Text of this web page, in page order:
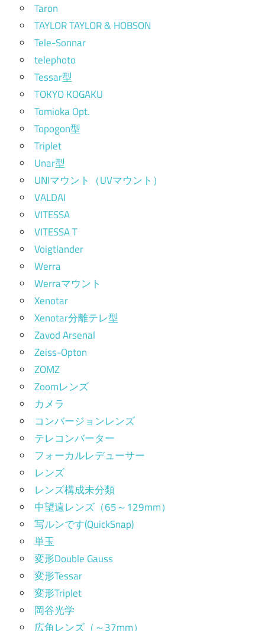
Taron
TAYLOR TAYLOR & HOBSON
Tele-Sonnar
telephoto
Tessar型
TOKYO KOGAKU
Tomioka Opt.
Topogon型
Triplet
Unar型
UNIマウント（UVマウント）
VALDAI
VITESSA
VITESSA T
Voigtlander
Werra
Werraマウント
Xenotar
Xenotar分離テレ型
Zavod Arsenal
Zeiss-Opton
ZOMZ
Zoomレンズ
カメラ
コンバージョンレンズ
テレコンバーター
フォーカルレデューサー
レンズ
レンズ構成未分類
中望遠レンズ（65～129mm）
写ルンです(QuickSnap)
単玉
変形Double Gauss
変形Tessar
変形Triplet
岡谷光学
広角レンズ（～37mm）